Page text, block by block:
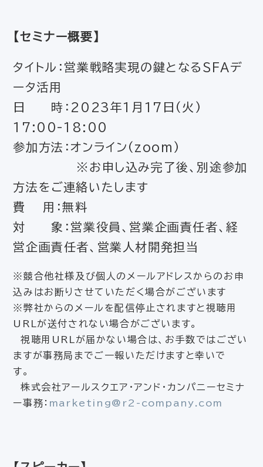
【セミナー概要】
タイトル：営業戦略実現の鍵となるSFAデ
ータ活用
日 時：2023年1月17日(火)
17:00-18:00
参加方法：オンライン(zoom)
※お申し込み完了後、別途参加
方法をご連絡いたします
費 用：無料
対 象：営業役員、営業企画責任者、経
営企画責任者、営業人材開発担当
※競合他社様及び個人のメールアドレスからのお申
込みはお断りさせていただく場合がございます
※弊社からのメールを配信停止されますと視聴用
URLが送付されない場合がございます。
視聴用URLが届かない場合は、お手数ではござい
ますが事務局までご一報いただけますと幸いで
す。
株式会社アールスクエア・アンド・カンパニーセミナ
ー事務： marketing@r2-company.com